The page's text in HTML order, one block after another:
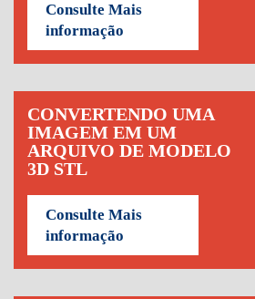
Consulte Mais
informação
CONVERTENDO UMA
IMAGEM EM UM
ARQUIVO DE MODELO
3D STL
Consulte Mais
informação